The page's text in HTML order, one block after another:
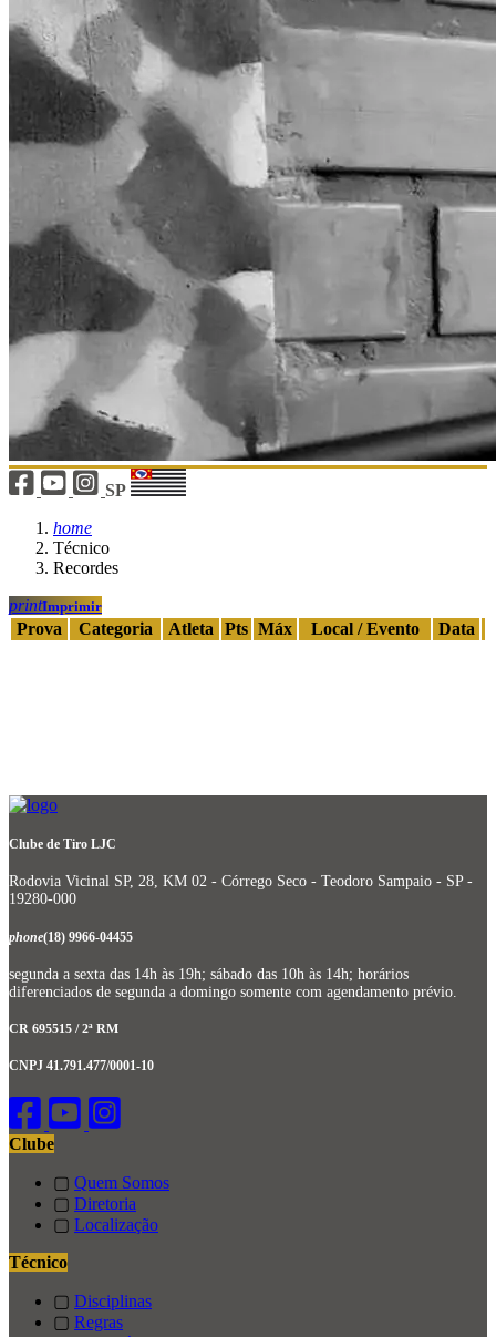
SP
home
Técnico
Recordes
printImprimir
Prova Categoria Atleta Pts Máx Local / Evento Data
Clube de Tiro LJC
Rodovia Vicinal SP, 28, KM 02 - Córrego Seco - Teodoro Sampaio - SP -
19280-000
phone(18) 9966-04455
segunda a sexta das 14h às 19h; sábado das 10h às 14h; horários
diferenciados de segunda a domingo somente com agendamento prévio.
CR 695515 / 2ª RM
CNPJ 41.791.477/0001-10
Clube
▢ Quem Somos
▢ Diretoria
▢ Localização
Técnico
▢ Disciplinas
▢ Regras